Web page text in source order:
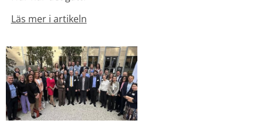
Läs mer i artikeln